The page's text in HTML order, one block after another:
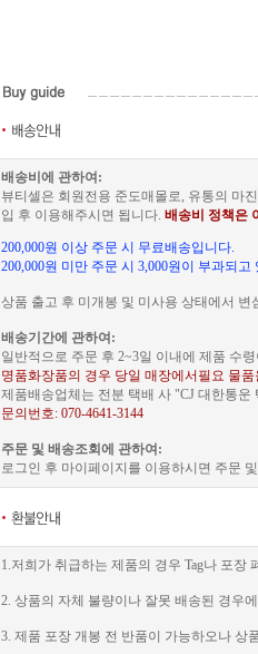
배송비에 관하여:
뷰티셀은 회원전용 준도매몰로, 유통의 마
입 후 이용해주시면 됩니다. 배송비 정책은
200,000원 이상 주문 시 무료배송입니다.
200,000원 미만 주문 시 3,000원이 부과되고
상품 출고 후 미개봉 및 미사용 상태에서
배송기간에 관하여:
일반적으로 주문 후 2~3일 이내에 제품 수
명품화장품의 경우 당일 매장에서필요 물
제품배송업체는 전분 택배 사 "CJ 대한통
문의번호: 070-4641-3144
주문 및 배송조회에 관하여:
로그인 후 마이페이지를 이용하시면 주문
1.저희가 취급하는 제품의 경우 Tag나 포장
2. 상품의 자체 불량이나 잘못 배송된 경우
3. 제품 포장 개봉 전 반품이 가능하오나 상